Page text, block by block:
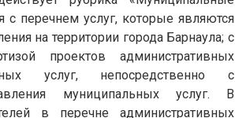
с перечнем услуг, которые являются
на территории города Барнаула; с
проектов административных
услуг, непосредственно с
муниципальных услуг. В
в перечне административных